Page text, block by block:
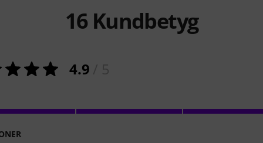
16Kundbetyg
4.9